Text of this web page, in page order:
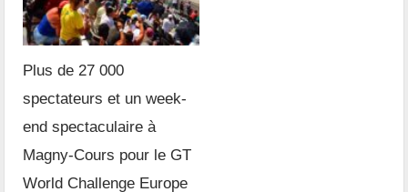
Plus de 27 000
spectateurs et un week-
end spectaculaire à
Magny-Cours pour le GT
World Challenge Europe